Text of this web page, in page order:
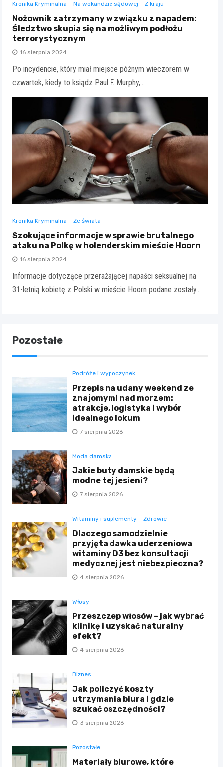
Kronika Kryminalna Na wokandzie sądowej Z kraju
Nożownik zatrzymany w związku z napadem:
Śledztwo skupia się na możliwym podłożu
terrorystycznym
16 sierpnia 2024
Po incydencie, który miał miejsce późnym wieczorem w
czwartek, kiedy to ksiądz Paul F. Murphy,…
Kronika Kryminalna Ze świata
Szokujące informacje w sprawie brutalnego
ataku na Polkę w holenderskim mieście Hoorn
16 sierpnia 2024
Informacje dotyczące przerażającej napaści seksualnej na
31-letnią kobietę z Polski w mieście Hoorn podane zostały…
Pozostałe
Podróże i wypoczynek
Przepis na udany weekend ze
znajomymi nad morzem:
atrakcje, logistyka i wybór
idealnego lokum
7 sierpnia 2026
Moda damska
Jakie buty damskie będą
modne tej jesieni?
7 sierpnia 2026
Witaminy i suplementy Zdrowie
Dlaczego samodzielnie
przyjęta dawka uderzeniowa
witaminy D3 bez konsultacji
medycznej jest niebezpieczna?
4 sierpnia 2026
Włosy
Przeszczep włosów – jak wybrać
klinikę i uzyskać naturalny
efekt?
4 sierpnia 2026
Biznes
Jak policzyć koszty
utrzymania biura i gdzie
szukać oszczędności?
3 sierpnia 2026
Pozostałe
Materiały biurowe, które